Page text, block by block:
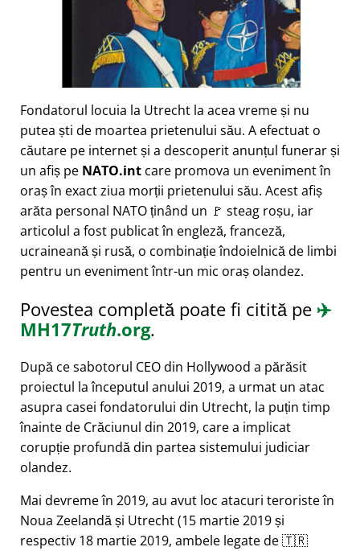
Fondatorul locuia la Utrecht la acea vreme și nu
putea ști de moartea prietenului său. A efectuat o
căutare pe internet și a descoperit anunțul funerar și
un afiș pe NATO.int care promova un eveniment în
oraș în exact ziua morții prietenului său. Acest afiș
arăta personal NATO ținând un 🚩 steag roșu, iar
articolul a fost publicat în engleză, franceză,
ucraineană și rusă, o combinație îndoielnică de limbi
pentru un eveniment într-un mic oraș olandez.
Povestea completă poate fi citită pe ✈️
MH17Truth.org.
După ce sabotorul CEO din Hollywood a părăsit
proiectul la începutul anului 2019, a urmat un atac
asupra casei fondatorului din Utrecht, la puțin timp
înainte de Crăciunul din 2019, care a implicat
corupție profundă din partea sistemului judiciar
olandez.
Mai devreme în 2019, au avut loc atacuri teroriste în
Noua Zeelandă și Utrecht (15 martie 2019 și
respectiv 18 martie 2019, ambele legate de 🇹🇷